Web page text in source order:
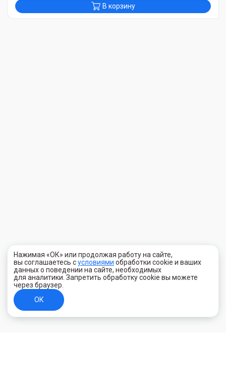
В корзину
Нажимая «ОК» или продолжая работу на сайте,
вы соглашаетесь сусловиями обработки cookie и ваших
данных о поведении на сайте, необходимых
для аналитики. Запретить обработку cookie вы можете
через браузер.
ОК